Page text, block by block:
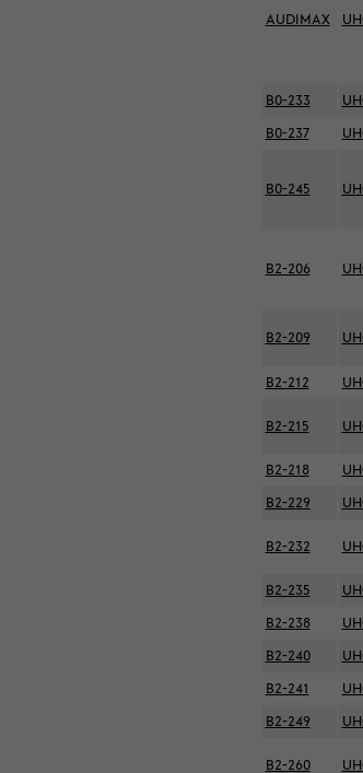
AUDIMAX
B0-233
B0-237
B0-245
B2-206
B2-209
B2-212
B2-215
B2-218
B2-229
B2-232
B2-235
B2-238
B2-240
B2-241
B2-249
B2-260